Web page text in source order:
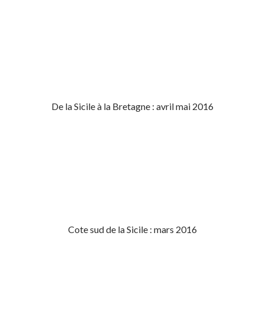
De la Sicile à la Bretagne : avril mai 2016
Cote sud de la Sicile : mars 2016